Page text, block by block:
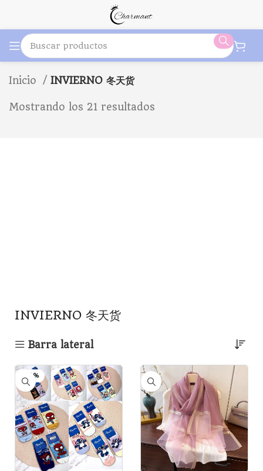
Inicio INVIERNO 冬天货
Mostrando los 21 resultados
INVIERNO 冬天货
Barra lateral
-50%